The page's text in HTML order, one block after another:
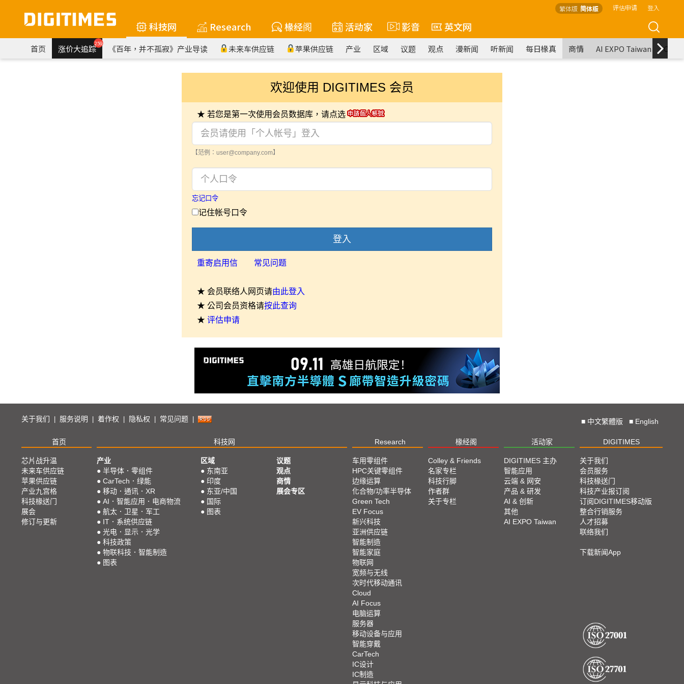
繁体版 简体版 评估申请 登入
科技网 Research 椽经阁 活动家 影音 英文网
首页 涨价大追踪259 《百年，并不孤寂》产业导读 未来车供应链 苹果供应链 产业 区域 议题 观点 漫新闻 听新闻 每日椽真 商情 AI EXPO Taiwan
欢迎使用 DIGITIMES 会员
★ 若您是第一次使用会员数据库，请点选
【范例：user@company.com】
忘记口令
记住帐号口令
登入
重寄启用信 常见问题
★ 会员联络人网页请由此登入
★ 公司会员资格请按此查询
★ 评估申请
关于我们 服务说明 着作权 隐私权 常见问题 ■ 中文繁體版 ■ English
首页 科技网 Research 椽经阁 活动家 DIGITIMES
芯片战升温
未来车供应链
苹果供应链
产业九宫格
科技椽送门
展会
修订与更新
产业
● 半导体．零组件
● CarTech．绿能
● 移动．通讯．XR
● AI．智能应用．电商物流
● 航太．卫星．军工
● IT．系统供应链
● 光电．显示．光学
● 科技政策
● 物联科技．智能制造
● 图表
区域
● 东南亚
● 印度
● 东亚/中国
● 国际
● 图表
议题
观点
商情
展会专区
车用零组件
HPC关键零组件
边缘运算
化合物/功率半导体
Green Tech
EV Focus
新兴科技
亚洲供应链
智能制造
智能家庭
物联网
宽频与无线
次时代移动通讯
Cloud
AI Focus
电脑运算
服务器
移动设备与应用
智能穿戴
CarTech
IC设计
IC制造
Colley & Friends
名家专栏
科技行脚
作者群
关于专栏
DIGITIMES 主办
智能应用
云端 & 网安
产品 & 研发
AI & 创新
其他
AI EXPO Taiwan
关于我们
会员服务
科技椽送门
科技产业报订阅
订阅DIGITIMES移动版
整合行销服务
人才招募
联络我们
下载新闻App